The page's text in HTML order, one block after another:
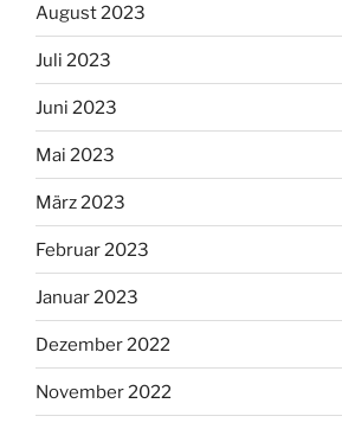
August 2023
Juli 2023
Juni 2023
Mai 2023
März 2023
Februar 2023
Januar 2023
Dezember 2022
November 2022